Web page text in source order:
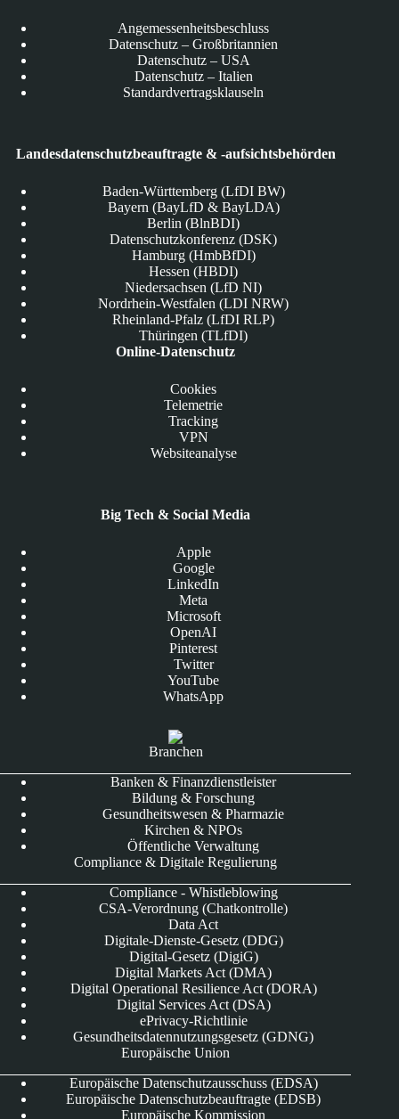
Angemessenheitsbeschluss
Datenschutz – Großbritannien
Datenschutz – USA
Datenschutz – Italien
Standardvertragsklauseln
Landesdatenschutzbeauftragte & -aufsichtsbehörden
Baden-Württemberg (LfDI BW)
Bayern (BayLfD & BayLDA)
Berlin (BlnBDI)
Datenschutzkonferenz (DSK)
Hamburg (HmbBfDI)
Hessen (HBDI)
Niedersachsen (LfD NI)
Nordrhein-Westfalen (LDI NRW)
Rheinland-Pfalz (LfDI RLP)
Thüringen (TLfDI)
Online-Datenschutz
Cookies
Telemetrie
Tracking
VPN
Websiteanalyse
Big Tech & Social Media
Apple
Google
LinkedIn
Meta
Microsoft
OpenAI
Pinterest
Twitter
YouTube
WhatsApp
Branchen
Banken & Finanzdienstleister
Bildung & Forschung
Gesundheitswesen & Pharmazie
Kirchen & NPOs
Öffentliche Verwaltung
Compliance & Digitale Regulierung
Compliance - Whistleblowing
CSA-Verordnung (Chatkontrolle)
Data Act
Digitale-Dienste-Gesetz (DDG)
Digital-Gesetz (DigiG)
Digital Markets Act (DMA)
Digital Operational Resilience Act (DORA)
Digital Services Act (DSA)
ePrivacy-Richtlinie
Gesundheitsdatennutzungsgesetz (GDNG)
Europäische Union
Europäische Datenschutzausschuss (EDSA)
Europäische Datenschutzbeauftragte (EDSB)
Europäische Kommission